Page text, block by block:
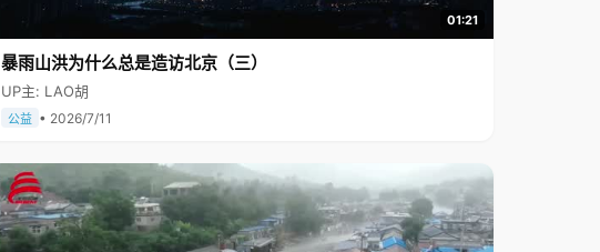
01:21
暴雨山洪为什么总是造访北京（三）
UP主: LAO胡
公益 • 2026/7/11